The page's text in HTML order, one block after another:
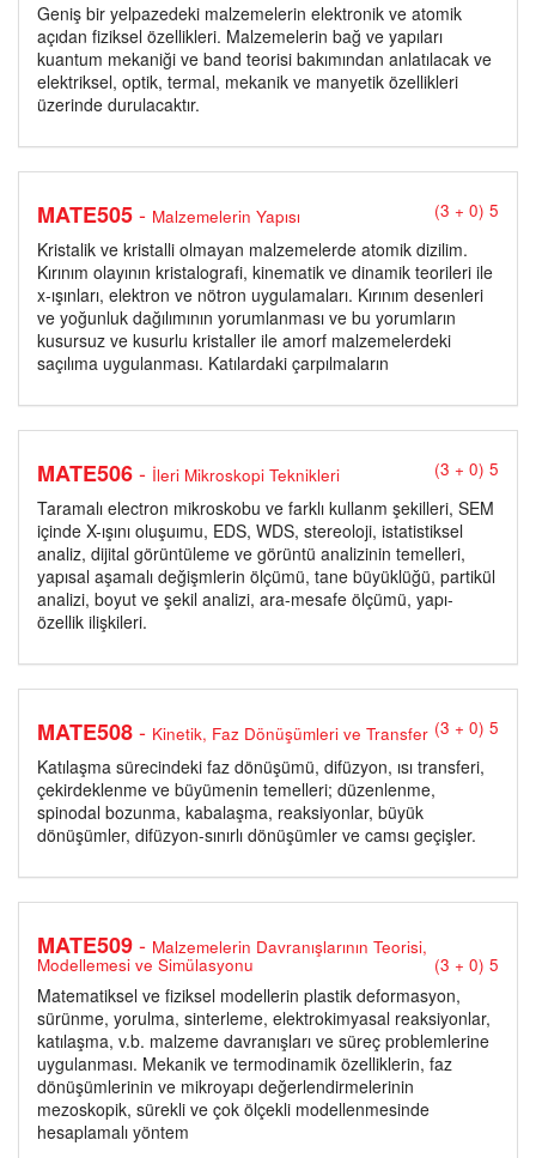
Geniş bir yelpazedeki malzemelerin elektronik ve atomik
açıdan fiziksel özellikleri. Malzemelerin bağ ve yapıları
kuantum mekaniği ve band teorisi bakımından anlatılacak ve
elektriksel, optik, termal, mekanik ve manyetik özellikleri
üzerinde durulacaktır.
MATE505- Malzemelerin Yapısı (3 + 0) 5
Kristalik ve kristalli olmayan malzemelerde atomik dizilim.
Kırınım olayının kristalografi, kinematik ve dinamik teorileri ile
x-ışınları, elektron ve nötron uygulamaları. Kırınım desenleri
ve yoğunluk dağılımının yorumlanması ve bu yorumların
kusursuz ve kusurlu kristaller ile amorf malzemelerdeki
saçılıma uygulanması. Katılardaki çarpılmaların
MATE506- İleri Mikroskopi Teknikleri (3 + 0) 5
Taramalı electron mikroskobu ve farklı kullanm şekilleri, SEM
içinde X-ışını oluşuımu, EDS, WDS, stereoloji, istatistiksel
analiz, dijital görüntüleme ve görüntü analizinin temelleri,
yapısal aşamalı değişmlerin ölçümü, tane büyüklüğü, partikül
analizi, boyut ve şekil analizi, ara-mesafe ölçümü, yapı-
özellik ilişkileri.
MATE508- Kinetik, Faz Dönüşümleri ve Transfer (3 + 0) 5
Katılaşma sürecindeki faz dönüşümü, difüzyon, ısı transferi,
çekirdeklenme ve büyümenin temelleri; düzenlenme,
spinodal bozunma, kabalaşma, reaksiyonlar, büyük
dönüşümler, difüzyon-sınırlı dönüşümler ve camsı geçişler.
MATE509- Malzemelerin Davranışlarının Teorisi,
Modellemesi ve Simülasyonu (3 + 0) 5
Matematiksel ve fiziksel modellerin plastik deformasyon,
sürünme, yorulma, sinterleme, elektrokimyasal reaksiyonlar,
katılaşma, v.b. malzeme davranışları ve süreç problemlerine
uygulanması. Mekanik ve termodinamik özelliklerin, faz
dönüşümlerinin ve mikroyapı değerlendirmelerinin
mezoskopik, sürekli ve çok ölçekli modellenmesinde
hesaplamalı yöntem